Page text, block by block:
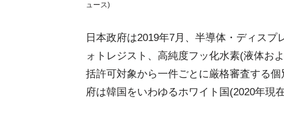
ュース)
日本政府は2019年7月、半導体・ディス
ォトレジスト、高純度フッ化水素(液体お
括許可対象から一件ごとに厳格審査する
府は韓国をいわゆるホワイト国(2020年現